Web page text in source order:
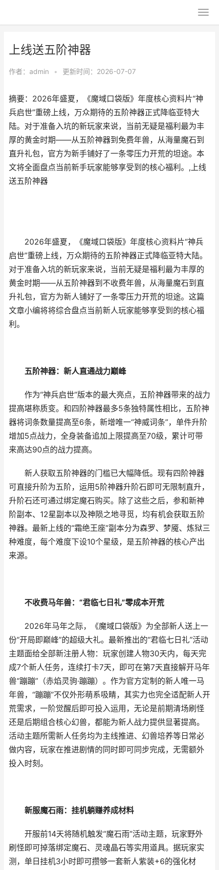
上线送五阶神器
作者： admin • 更新时间：2026-07-07
摘要：2026年盛夏，《魔域口袋版》年度核心资料片“神
兵启世”重磅上线，万众期待的五阶神器正式降临亚特大
陆。对于准备入坑的新玩家来说，当前无疑是福利最为丰
厚的黄金时期——从五阶神器到免费年兽，从海量魔石到
直升礼包，官方为新手铺好了一条零压力开荒的坦途。本
文将全面盘点当前新手玩家能够享受到的核心福利。,上线
送五阶神器
2026年盛夏，《魔域口袋版》年度核心资料片“神兵
启世”重磅上线，万众期待的五阶神器正式降临亚特大陆。
对于准备入坑的新玩家来说，当前无疑是福利最为丰厚的
黄金时期——从五阶神器到不收费年兽，从海量魔石到直
升礼包，官方为新人铺好了一条零压力开荒的坦途。这篇
文章小编将将综合盘点当前新人玩家能够享受到的核心福
利。
五阶神器：新人直通战力巅峰
作为“神兵启世”版本的最大亮点，五阶神器带来的战力
提高堪称质变。和四阶神器最多5条独特属性相比，五阶神
器将词条数量提高至6条，新增唯一“神威词条”，单件升阶
增加5点战力，全身装备追加上限提高至70级，累计可带
来高达90点的战力提高。
新人获取五阶神器的门槛已大幅降低。现有四阶神器
可直接升阶为五阶，运用5阶神器升阶石即可无限制直升，
升阶石还可通过绑定魔石购买。除了这些之后，参和新神
阶副本、12星副本以及神陨之地寻觅，均有机会获取五阶
神器。最新上线的“霜绝王座”副本分为森罗、梦魇、炼狱三
种难度，每个难度下设10个星级，是五阶神器的核心产出
来源。
不收费马年兽：“君临七日礼”零成本开荒
2026年马年之际，《魔域口袋版》为全部新人送上一
份“开局即巅峰”的超级大礼。最新推出的“君临七日礼”活动
主题面给全部新注册人物：玩家创建人物30天内，每天完
成7个新人任务，连续打卡7天，即可在第7天直接解开马年
兽“蹦蹦”（赤焰灵驹·蹦蹦）。作为官方定制的新人唯一马
年兽，“蹦蹦”不仅外形萌系吸睛，其实力也完全适配新人开
荒需求，一阶觉醒后即可投入运用，无论是前期清场刷怪
还是后期组合核心幻兽，都能为新人战力提供显著提高。
活动主题所需新人任务均为主线推进、幻兽培养等日常必
做内容，玩家在推进剧情的同时即可同步完成，无需额外
投入时刻。
新服魔石雨：挂机躺赚养成材料
开服前14天将随机触发“魔石雨”活动主题，玩家野外
刷怪即可掉落绑定魔石、灵魂晶石等实用道具。据玩家实
测，单日挂机3小时即可攒够一套新人紫装+6的强化材